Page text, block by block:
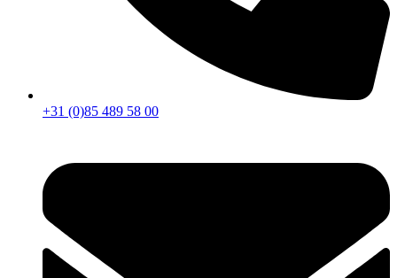
+31 (0)85 489 58 00